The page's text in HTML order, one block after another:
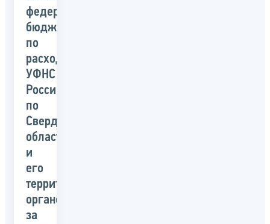
федерального
бюджета
по
расходам
УФНС
России
по
Свердловской
области
и
его
территориальных
органов
за